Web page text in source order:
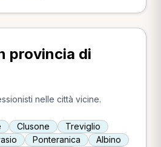
provincia di
nelle città vicine.
Clusone
Treviglio
Ponteranica
Albino